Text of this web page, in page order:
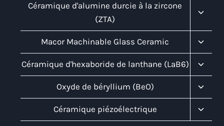
Céramique d'alumine durcie à la zircone
(ZTA)
Child
Macor Machinable Glass Ceramic
Child
Menu
Céramique d'hexaboride de lanthane (LaB6)
Child
Menu
Oxyde de béryllium (BeO)
Child
Menu
Céramique piézoélectrique
Child